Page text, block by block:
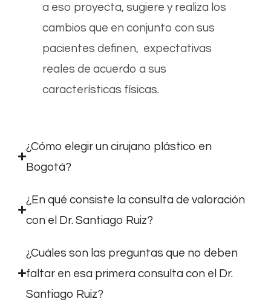
a eso proyecta, sugiere y realiza los
cambios que en conjunto con sus
pacientes definen, expectativas
reales de acuerdo a sus
características físicas.
¿Cómo elegir un cirujano plástico en
Bogotá?
¿En qué consiste la consulta de valoración
con el Dr. Santiago Ruiz?
¿Cuáles son las preguntas que no deben
faltar en esa primera consulta con el Dr.
Santiago Ruiz?